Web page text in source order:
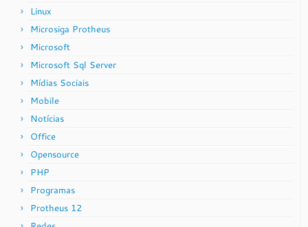
Linux
Microsiga Protheus
Microsoft
Microsoft Sql Server
Mídias Sociais
Mobile
Notícias
Office
Opensource
PHP
Programas
Protheus 12